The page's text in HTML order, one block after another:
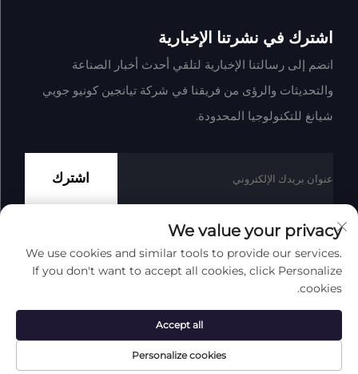
اشترك في نشرتنا الإخبارية
انضم إلى رسالتنا الإخبارية لتلقي أحدث أخبار الصناعة
والتحديثات والرؤى من فريقنا في شركة تيانجين كونيو جويي
شيانغ للتكنولوجيا المحدودة.
اشترك
حقوق النشر © شركة تيانجين كونيو جوي شيانغ للتكنولوجيا المحدودة
جميع الحقوق محفوظة
سياسة الخصوصية المدونة
انقر لأعلى
We value your privacy
We use cookies and similar tools to provide our services.
If you don't want to accept all cookies, click Personalize
cookies.
Personalize cookies
Accept all